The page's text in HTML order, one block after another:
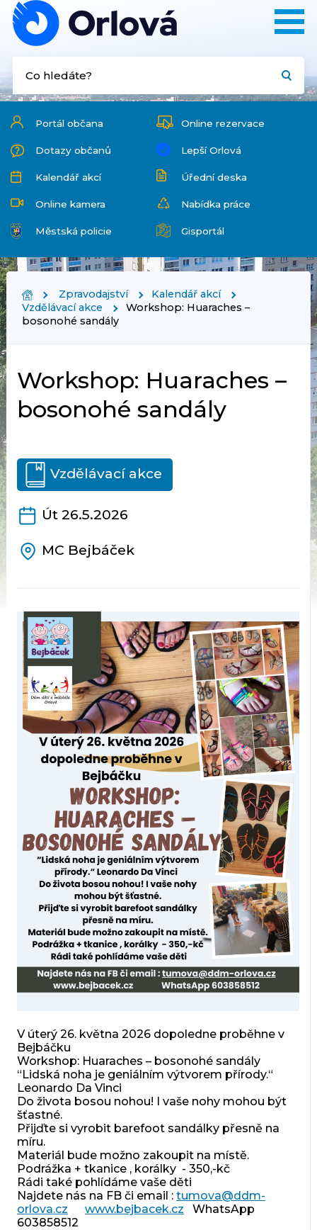
Portál občana Online rezervace
Dotazy občanů Lepší Orlová
Kalendář akcí Úřední deska
Online kamera Nabídka práce
Městská policie Gisportál
Zpravodajství
Kalendář akcí
Vzdělávací akce
Workshop: Huaraches –
bosonohé sandály
Workshop: Huaraches –
bosonohé sandály
Vzdělávací akce
Út 26.5.2026
MC Bejbáček
V úterý 26. května 2026 dopoledne proběhne v
Bejbáčku
Workshop: Huaraches – bosonohé sandály
“Lidská noha je geniálním výtvorem přírody.“
Leonardo Da Vinci
Do života bosou nohou! I vaše nohy mohou být
šťastné.
Přijďte si vyrobit barefoot sandálky přesně na
míru.
Materiál bude možno zakoupit na místě.
Podrážka + tkanice , korálky - 350,-kč
Rádi také pohlídáme vaše děti
Najdete nás na FB či email : tumova@ddm-
orlova.cz
www.bejbacek.cz WhatsApp
603858512